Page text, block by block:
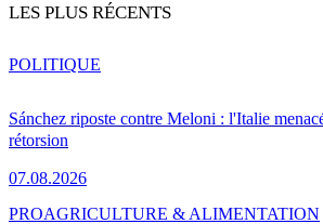
LES PLUS RÉCENTS
Sánchez riposte contre Meloni : l'Italie
rétorsion
07.08.2026
POLITIQUE
PROAGRICULTURE & ALIMENTATION